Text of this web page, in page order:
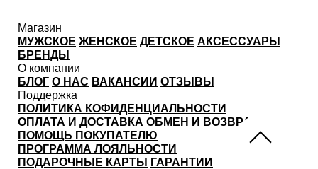
Магазин
МУЖСКОЕ ЖЕНСКОЕ ДЕТСКОЕ АКСЕССУАРЫ
БРЕНДЫ
О компании
БЛОГ О НАС ВАКАНСИИ ОТЗЫВЫ
Поддержка
ПОЛИТИКА КОФИДЕНЦИАЛЬНОСТИ
ОПЛАТА И ДОСТАВКА ОБМЕН И ВОЗВРАТ
ПОМОЩЬ ПОКУПАТЕЛЮ
ПРОГРАММА ЛОЯЛЬНОСТИ
ПОДАРОЧНЫЕ КАРТЫ
ГАРАНТИИ